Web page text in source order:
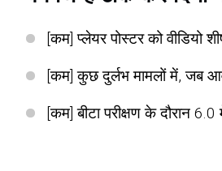
[कम] प्लेयर पोस्टर को वीडियो
[कम] कुछ दुर्लभ मामलों में, जब
[कम] बीटा परीक्षण के दौरान